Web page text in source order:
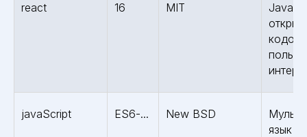
react 16 MIT
кодом
javaScript ES6-... New BSD
язык